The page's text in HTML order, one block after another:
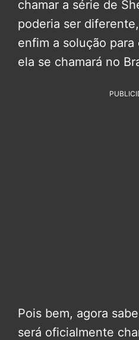
chamar a série de
poderia ser
enfim a solução
ela se chamará no
Pois bem, agora
será oficialmente